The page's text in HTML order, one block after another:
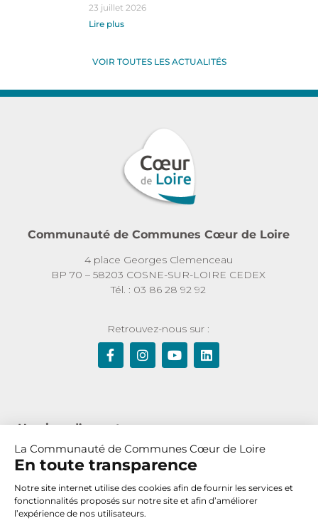
23 juillet 2026
Lire plus
VOIR TOUTES LES ACTUALITÉS
Communauté de Communes Cœur de Loire
4 place Georges Clemenceau
BP 70 – 58203 COSNE-SUR-LOIRE CEDEX
Tél. : 03 86 28 92 92
Retrouvez-nous sur :
Horaires d’ouverture :
Du lundi au jeudi de 8h30 à 12h et de 13h30 à 17h30
Le vendredi de 8h30 à 12h
La Communauté de Communes Cœur de Loire
En toute transparence
Notre site internet utilise des cookies afin de fournir les services et
fonctionnalités proposés sur notre site et afin d’améliorer
l’expérience de nos utilisateurs.